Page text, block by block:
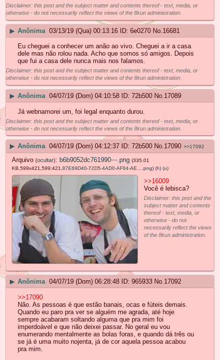
Disclaimer: this post and the subject matter and contents thereof - text, media, or
otherwise - do not necessarily reflect the views of the 8kun administration.
▶ Anônima 03/13/19 (Qua) 00:13:16 6e0270 No. 16681
Eu cheguei a conhecer um anão ao vivo. Cheguei a ir a casa
dele mas não rolou nada. Acho que somos só amigos. Depois
que fui a casa dele nunca mais nos falamos.
Disclaimer: this post and the subject matter and contents thereof - text, media, or
otherwise - do not necessarily reflect the views of the 8kun administration.
▶ Anônima 04/07/19 (Dom) 04:10:58 72b500 No. 17089
Já webnamorei um, foi legal enquanto durou.
Disclaimer: this post and the subject matter and contents thereof - text, media, or
otherwise - do not necessarily reflect the views of the 8kun administration.
▶ Anônima 04/07/19 (Dom) 04:12:37 72b500 No.17090 >>17092
Arquivo (ocultar): b6b9052dc761990⋯.png (335.01
KB,599x421,599:421,87E69D40-72D5-4AD0-AF64-AE….png) (h) (u)
>>16009
Você é lebisca?
Disclaimer: this post and the
subject matter and contents
thereof - text, media, or
otherwise - do not
necessarily reflect the views
of the 8kun administration.
▶ Anônima 04/07/19 (Dom) 06:28:48 965933 No.17092
>>17090
Não. As pessoas é que estão banais, ocas e fúteis demais.
Quando eu paro pra ver se alguém me agrada, até hoje
sempre acabaram soltando alguma que pra mim foi
imperdoável e que não deixei passar. No geral eu vou
enumerando mentalmente as bolas foras, e quando dá três ou
se já é uma muito nojenta, já de cor aquela pessoa acabou
pra mim.